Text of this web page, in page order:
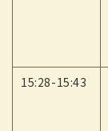
15:28-15:43